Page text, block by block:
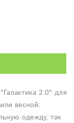
2.0" для
весной:
одежду, так